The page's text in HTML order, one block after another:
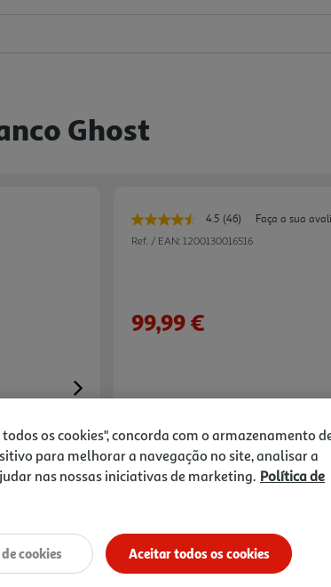
Ghost
Next
4.5 Leu
46
(46)
Faça a sua
Ref. / EAN: 1200130016516
99,99 €
Entrega estimada entre17/08/
os cookies", concorda com o armazenamento
para melhorar a navegação no site, analisar a
nas nossas iniciativas de marketing. Política de
Aceitar todos os cookies
cookies